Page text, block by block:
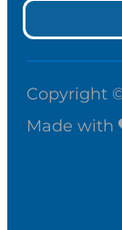
Copyright
Made with